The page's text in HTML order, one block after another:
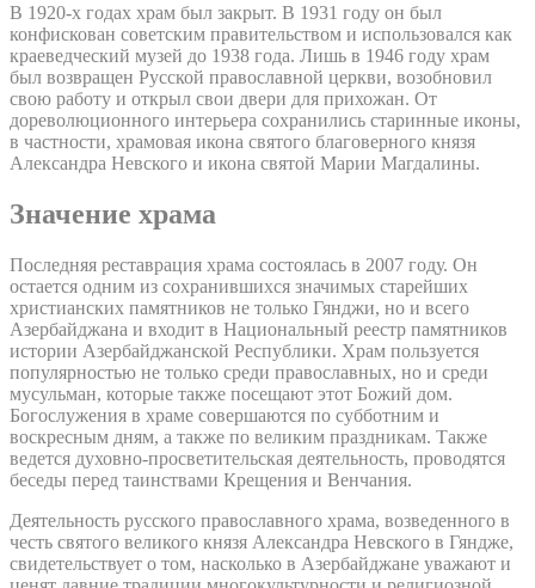
В 1920-х годах храм был закрыт. В 1931 году он был
конфискован советским правительством и использовался как
краеведческий музей до 1938 года. Лишь в 1946 году храм
был возвращен Русской православной церкви, возобновил
свою работу и открыл свои двери для прихожан. От
дореволюционного интерьера сохранились старинные иконы,
в частности, храмовая икона святого благоверного князя
Александра Невского и икона святой Марии Магдалины.
Значение храма
Последняя реставрация храма состоялась в 2007 году. Он
остается одним из сохранившихся значимых старейших
христианских памятников не только Гянджи, но и всего
Азербайджана и входит в Национальный реестр памятников
истории Азербайджанской Республики. Храм пользуется
популярностью не только среди православных, но и среди
мусульман, которые также посещают этот Божий дом.
Богослужения в храме совершаются по субботним и
воскресным дням, а также по великим праздникам. Также
ведется духовно-просветительская деятельность, проводятся
беседы перед таинствами Крещения и Венчания.
Деятельность русского православного храма, возведенного в
честь святого великого князя Александра Невского в Гяндже,
свидетельствует о том, насколько в Азербайджане уважают и